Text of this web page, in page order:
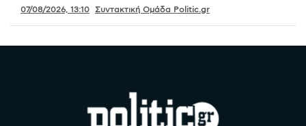
07/08/2026, 13:10 Συντακτική Ομάδα Politic.gr